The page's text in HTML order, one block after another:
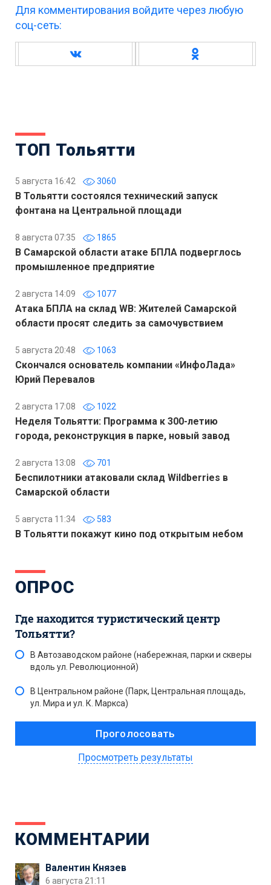
Для комментирования войдите через любую
соц-сеть:
ТОП Тольятти
5 августа 16:42 3060
В Тольятти состоялся технический запуск
фонтана на Центральной площади
8 августа 07:35 1865
В Самарской области атаке БПЛА подверглось
промышленное предприятие
2 августа 14:09 1077
Атака БПЛА на склад WB: Жителей Самарской
области просят следить за самочувствием
5 августа 20:48 1063
Скончался основатель компании «ИнфоЛада»
Юрий Перевалов
2 августа 17:08 1022
Неделя Тольятти: Программа к 300-летию
города, реконструкция в парке, новый завод
2 августа 13:08 701
Беспилотники атаковали склад Wildberries в
Самарской области
5 августа 11:34 583
В Тольятти покажут кино под открытым небом
ОПРОС
Где находится туристический центр
Тольятти?
В Автозаводском районе (набережная, парки и скверы
вдоль ул. Революционной)
В Центральном районе (Парк, Центральная площадь,
ул. Мира и ул. К. Маркса)
Просмотреть результаты
КОММЕНТАРИИ
Валентин Князев
6 августа 21:11